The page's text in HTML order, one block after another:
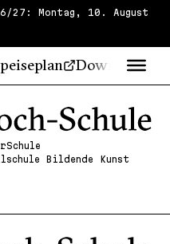
27: Montag, 10. August
Downloads
Bildende Kunst